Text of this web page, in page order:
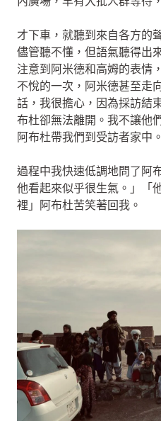
才下車，就聽到來自各方的
儘管聽不懂，但語氣聽得出
注意到阿米德和高姆的表情
不悅的一次，阿米德甚至走
話，我很擔心，因為採訪結
布杜卻無法離開。我不讓他
阿布杜帶我們到受訪者家中。
過程中我快速低調地問了阿
他看起來似乎很生氣。」「
裡」阿布杜苦笑著回我。